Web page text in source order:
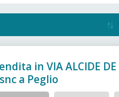
in VIA ALCIDE DE
a Peglio